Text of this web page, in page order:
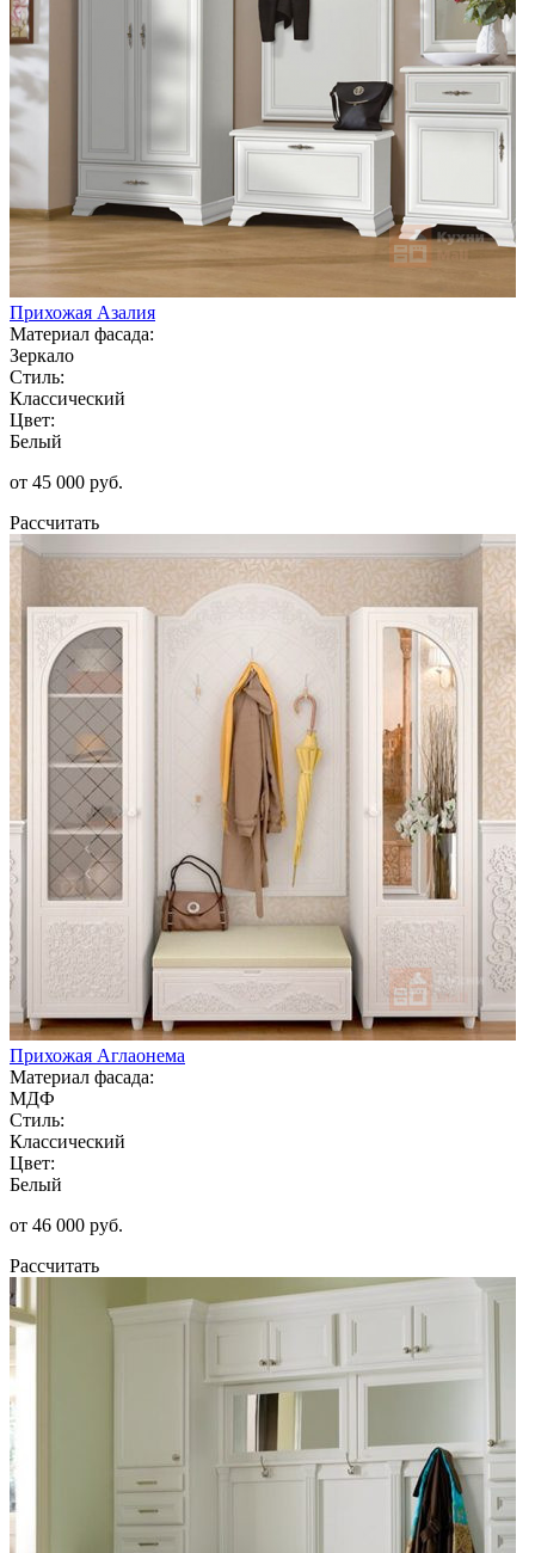
Прихожая Азалия
Материал фасада:
Зеркало
Стиль:
Классический
Цвет:
Белый
от 45 000 руб.
Рассчитать
Прихожая Аглаонема
Материал фасада:
МДФ
Стиль:
Классический
Цвет:
Белый
от 46 000 руб.
Рассчитать